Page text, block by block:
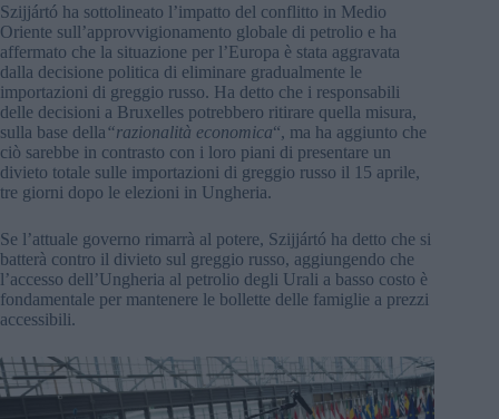
Szijjártó ha sottolineato l’impatto del conflitto in Medio
Oriente sull’approvvigionamento globale di petrolio e ha
affermato che la situazione per l’Europa è stata aggravata
dalla decisione politica di eliminare gradualmente le
importazioni di greggio russo. Ha detto che i responsabili
delle decisioni a Bruxelles potrebbero ritirare quella misura,
sulla base della“razionalità economica“, ma ha aggiunto che
ciò sarebbe in contrasto con i loro piani di presentare un
divieto totale sulle importazioni di greggio russo il 15 aprile,
tre giorni dopo le elezioni in Ungheria.
Se l’attuale governo rimarrà al potere, Szijjártó ha detto che si
batterà contro il divieto sul greggio russo, aggiungendo che
l’accesso dell’Ungheria al petrolio degli Urali a basso costo è
fondamentale per mantenere le bollette delle famiglie a prezzi
accessibili.